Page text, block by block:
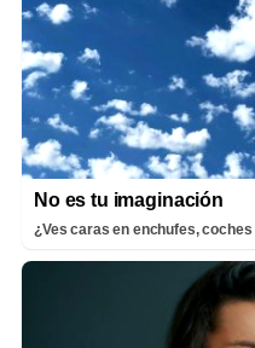
No es tu imaginación
¿Ves caras en enchufes,